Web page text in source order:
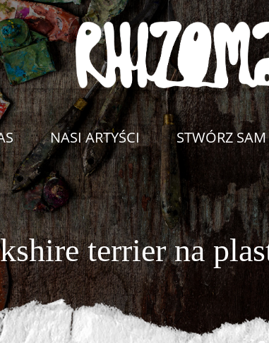
NASI ARTYŚCI STWÓRZ SAM
terrier na